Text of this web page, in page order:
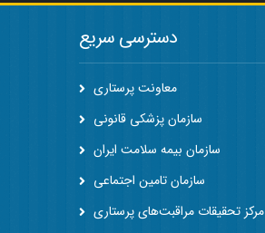
دسترسی سریع
معاونت پرستاری
سازمان پزشکی قانونی
سازمان بیمه سلامت ایران
سازمان تامین اجتماعی
مرکز تحقیقات مراقبت‌های پرستاری